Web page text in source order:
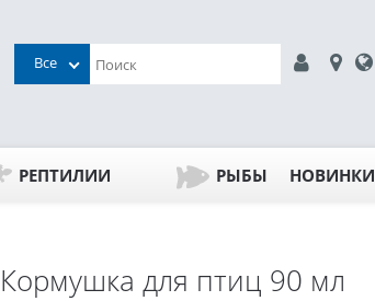
Все
РЕПТИЛИИ РЫБЫ НОВИНКИ
Кормушка для птиц 90 мл